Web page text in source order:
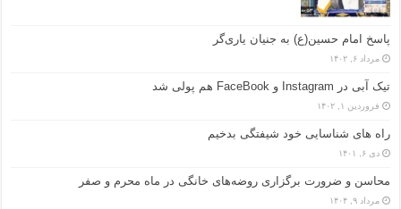
پاسخ امام حسین(ع) به جنیان یاری‌گر
مرداد ۶, ۱۴۰۲
تیک آبی در Instagram و FaceBook هم پولی شد
فروردین ۱, ۱۴۰۲
راه های شناسایی خود شیفتگی بدخیم
دی ۶, ۱۴۰۱
محاسن و ضرورت برگزاری روضه‌های خانگی در ماه محرم و صفر
مرداد ۹, ۱۴۰۴